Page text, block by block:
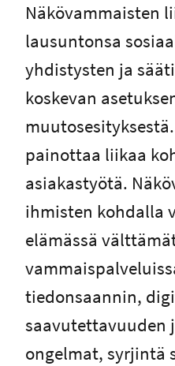
Näkövammaisten
lausuntonsa
yhdistysten ja
koskevan
painottaa liikaa
asiakastyötä.
ihmisten kohdalla
elämässä
tiedonsaannin,
saavutettavuuden
ongelmat, syrjintä